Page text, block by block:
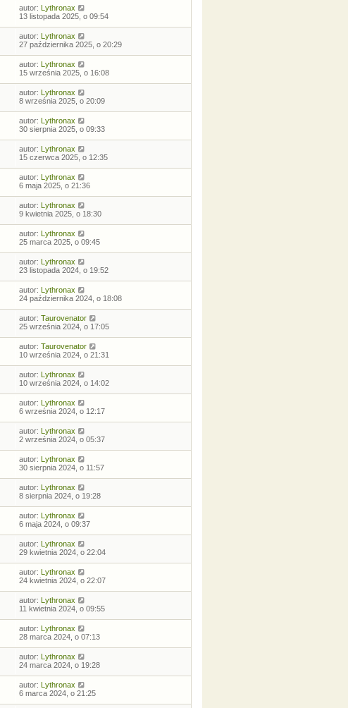
s
t
autor: Lythronax
13 listopada 2025, o 09:54
autor: Lythronax
27 października 2025, o 20:29
autor: Lythronax
15 września 2025, o 16:08
autor: Lythronax
8 września 2025, o 20:09
autor: Lythronax
30 sierpnia 2025, o 09:33
autor: Lythronax
15 czerwca 2025, o 12:35
autor: Lythronax
6 maja 2025, o 21:36
autor: Lythronax
9 kwietnia 2025, o 18:30
autor: Lythronax
25 marca 2025, o 09:45
autor: Lythronax
23 listopada 2024, o 19:52
autor: Lythronax
24 października 2024, o 18:08
autor: Taurovenator
25 września 2024, o 17:05
autor: Taurovenator
10 września 2024, o 21:31
autor: Lythronax
10 września 2024, o 14:02
autor: Lythronax
6 września 2024, o 12:17
autor: Lythronax
2 września 2024, o 05:37
autor: Lythronax
30 sierpnia 2024, o 11:57
autor: Lythronax
8 sierpnia 2024, o 19:28
autor: Lythronax
6 maja 2024, o 09:37
autor: Lythronax
29 kwietnia 2024, o 22:04
autor: Lythronax
24 kwietnia 2024, o 22:07
autor: Lythronax
11 kwietnia 2024, o 09:55
autor: Lythronax
28 marca 2024, o 07:13
autor: Lythronax
24 marca 2024, o 19:28
autor: Lythronax
6 marca 2024, o 21:25